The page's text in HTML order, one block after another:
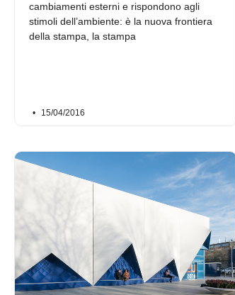
cambiamenti esterni e rispondono agli
stimoli dell’ambiente: è la nuova frontiera
della stampa, la stampa
15/04/2016